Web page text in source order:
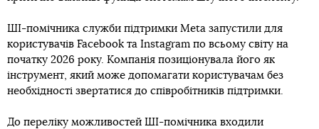
ШІ-помічника служби підтримки Meta запустили для
користувачів Facebook та Instagram по всьому світу на
початку 2026 року. Компанія позиціонувала його як
інструмент, який може допомагати користувачам без
необхідності звертатися до співробітників підтримки.
До переліку можливостей ШІ-помічника входили